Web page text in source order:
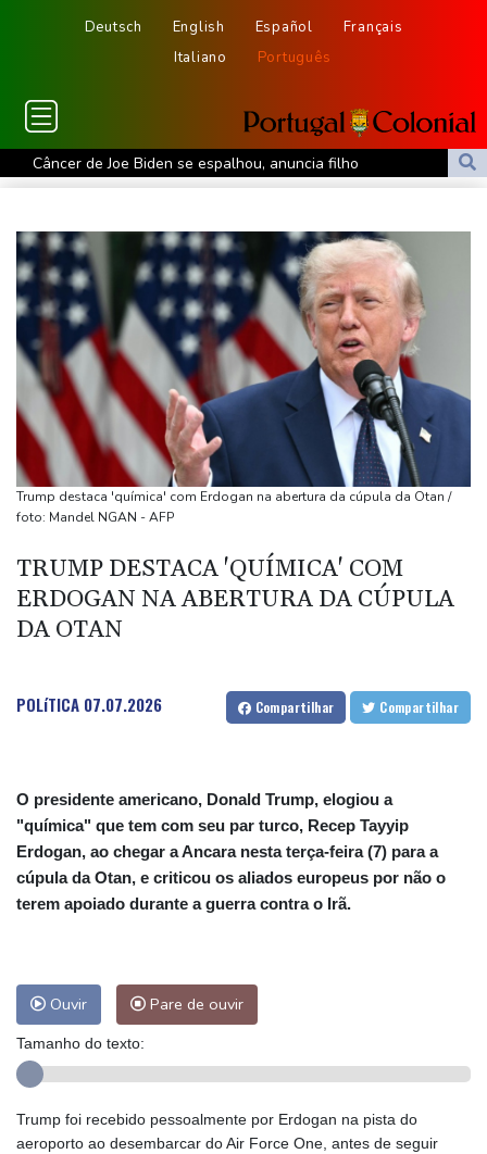
Deutsch English Español
Français
Italiano
Português
Câncer de Joe Biden se espalhou, anuncia filho
MP do Equador acusa sete supostos idealizadores do
Fifa contra-ataca e denuncia 'um esforço orquestrado para minar
seu presidente'
Turistas da Colômbia morrem em acidente de helicóptero no Rio
de Janeiro
Atentados marcam primeiro dia do novo governo na Colômbia
Swiatek vence Kostyuk de virada e avança às quartas de final
WTA 1000 de Toronto
Turistas da Colômbia morrem em acidente de helicóptero no Rio
(imprensa)
migratória
Após renovar com Real Madrid, Vini joga com braçadeira de
capitão na vitória sobre o Ferencvaros
Trump destaca 'química' com Erdogan na abertura da cúpula da Otan /
foto: Mandel NGAN - AFP
TRUMP DESTACA 'QUÍMICA' COM
ERDOGAN NA ABERTURA DA CÚPULA
DA OTAN
POLíTICA 07.07.2026 Compartilhar Compartilhar
O presidente americano, Donald Trump, elogiou a
"química" que tem com seu par turco, Recep Tayyip
Erdogan, ao chegar a Ancara nesta terça-feira (7) para a
cúpula da Otan, e criticou os aliados europeus por não o
terem apoiado durante a guerra contra o Irã.
Ouvir Pare de ouvir
Tamanho do texto:
Trump foi recebido pessoalmente por Erdogan na pista do
aeroporto ao desembarcar do Air Force One, antes de seguir